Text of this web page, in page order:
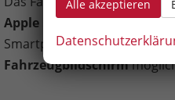
Apple CarPlay / Android
Smartphone-Apps (z.B.
Fahrzeugbildschirm
Alle akzeptieren